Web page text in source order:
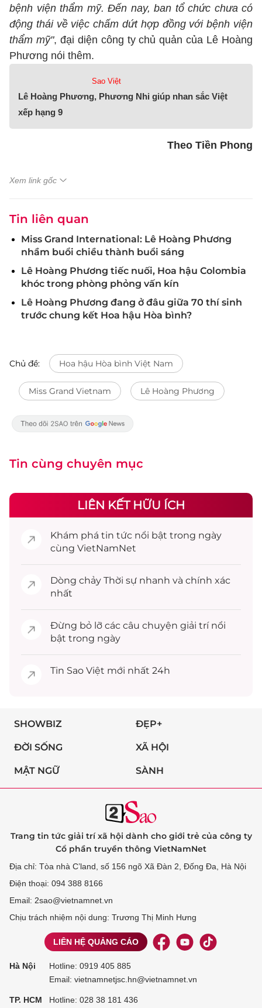
bệnh viện thẩm mỹ. Đến nay, ban tổ chức chưa có
động thái về việc chấm dứt hợp đồng với bệnh viện
thẩm mỹ", đại diện công ty chủ quản của Lê Hoàng
Phương nói thêm.
Sao Việt
Lê Hoàng Phương, Phương Nhi giúp nhan sắc Việt
xếp hạng 9
Theo Tiền Phong
Xem link gốc
Tin liên quan
Miss Grand International: Lê Hoàng Phương
nhầm buổi chiều thành buổi sáng
Lê Hoàng Phương tiếc nuối, Hoa hậu Colombia
khóc trong phòng phỏng vấn kín
Lê Hoàng Phương đang ở đâu giữa 70 thí sinh
trước chung kết Hoa hậu Hòa bình?
Chủ đề: Hoa hậu Hòa bình Việt Nam
Miss Grand Vietnam Lê Hoàng Phương
Tin cùng chuyên mục
LIÊN KẾT HỮU ÍCH
Khám phá tin tức nổi bật trong ngày
cùng VietNamNet
Dòng chảy Thời sự nhanh và chính xác
nhất
Đừng bỏ lỡ các câu chuyện giải trínổi
bật trong ngày
Tin Sao Việt mới nhất 24h
SHOWBIZ ĐẸP+
ĐỜI SỐNG XÃ HỘI
MẬT NGỮ SÀNH
Trang tin tức giải trí xã hội dành cho giới trẻ của công ty
Cổ phần truyền thông VietNamNet
Địa chỉ: Tòa nhà C’land, số 156 ngõ Xã Đàn 2, Đống Đa, Hà Nội
Điện thoại: 094 388 8166
Email: 2sao@vietnamnet.vn
Chịu trách nhiệm nội dung: Trương Thị Minh Hưng
LIÊN HỆ QUẢNG CÁO
Hà Nội Hotline: 0919 405 885
Email: vietnamnetjsc.hn@vietnamnet.vn
TP. HCM Hotline: 028 38 181 436